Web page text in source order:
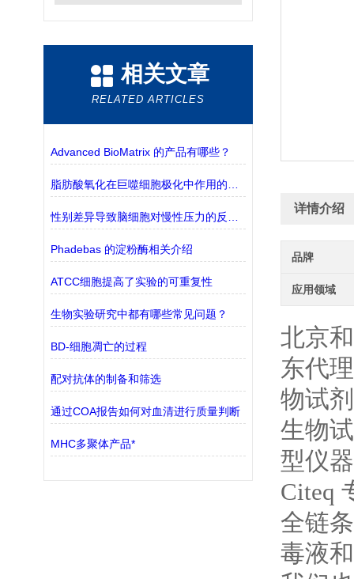
相关文章
RELATED ARTICLES
Advanced BioMatrix 的产品有哪些？
Phadebas 的淀粉酶相关介绍
ATCC细胞提高了实验的可重复性
生物实验研究中都有哪些常见问题？
BD-细胞凋亡的过程
配对抗体的制备和筛选
通过COA报告如何对血清进行质量判断
MHC多聚体产品*
详情介绍
品牌
应用领域
北京
东代
物试
生物
型仪
Citeq
全链
毒液